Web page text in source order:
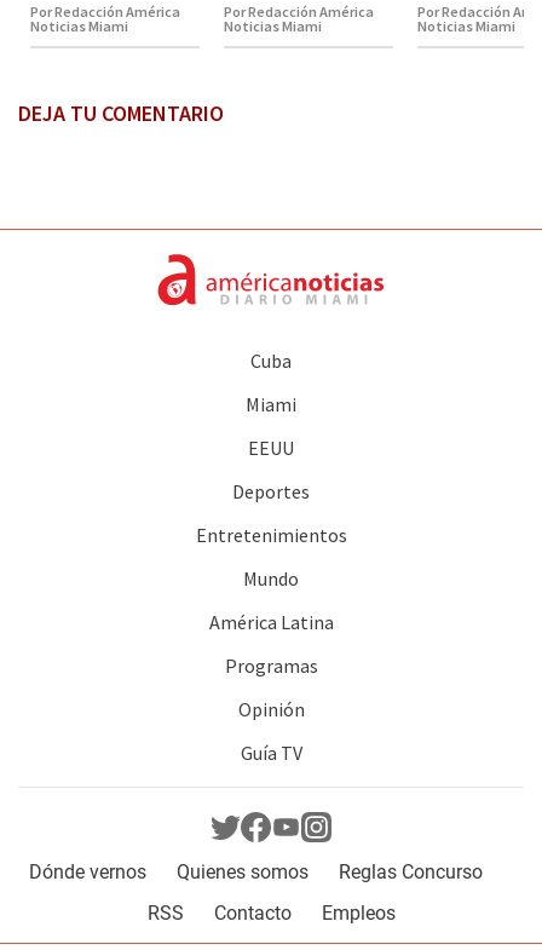
Por Redacción América
Noticias Miami
Por Redacción América
Noticias Miami
Por Redacción
Noticias Miami
DEJA TU COMENTARIO
Cuba
Miami
EEUU
Deportes
Entretenimientos
Mundo
América Latina
Programas
Opinión
Guía TV
Dónde vernos Quienes somos
Reglas Concurso
RSS
Contacto Empleos